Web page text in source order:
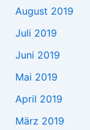
August 2019
Juli 2019
Juni 2019
Mai 2019
April 2019
März 2019